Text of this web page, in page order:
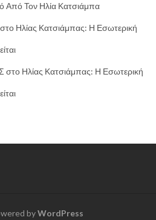
Από Τον Ηλία Κατσιάμπα
στο Ηλίας Κατσιάμπας: Η Εσωτερική
στο Ηλίας Κατσιάμπας: Η Εσωτερική
byWordPress